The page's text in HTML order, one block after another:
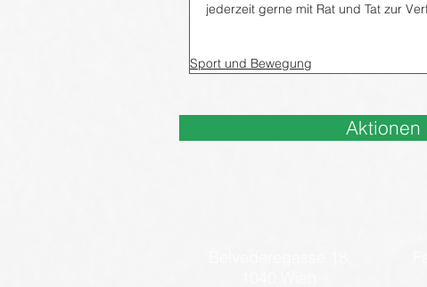
jederzeit gerne mit Rat und Tat zur
Sport und Bewegung
Aktionen